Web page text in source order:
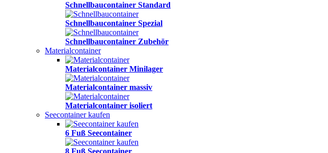
Schnellbaucontainer Standard
Schnellbaucontainer Spezial
Schnellbaucontainer Zubehör
Materialcontainer
Materialcontainer Minilager
Materialcontainer massiv
Materialcontainer isoliert
Seecontainer kaufen
6 Fuß Seecontainer